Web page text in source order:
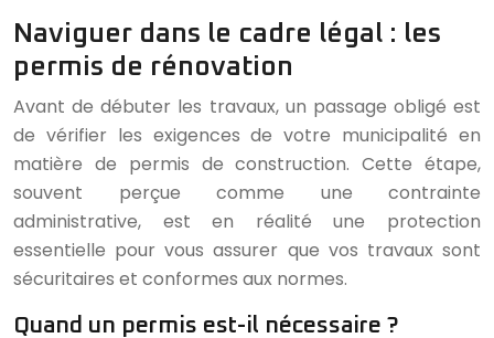
Naviguer dans le cadre légal : les
permis de rénovation
Avant de débuter les travaux, un passage obligé est
de vérifier les exigences de votre municipalité en
matière de permis de construction. Cette étape,
souvent perçue comme une contrainte
administrative, est en réalité une protection
essentielle pour vous assurer que vos travaux sont
sécuritaires et conformes aux normes.
Quand un permis est-il nécessaire ?